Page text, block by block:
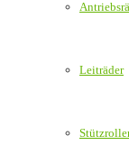
Leiträder